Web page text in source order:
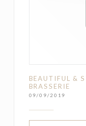
BEAUTIFUL &
BRASSERIE
09/09/2019